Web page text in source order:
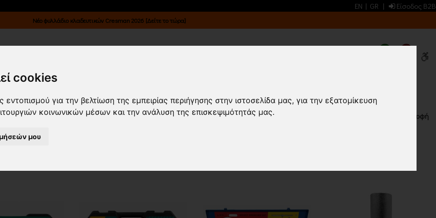
cookies
για την βελτίωση της εμπειρίας περιήγησης στην ιστοσελίδα μας, για την εξατομίκευση
κοινωνικών μέσων και την ανάλυση της επισκεψιμότητάς μας.
μου
EN | GR | Είσοδος B2B
Νέο φυλλάδιο κλαδευτικών Cresman 2026 [Δείτε το τώρα]
ΚΑΡΥΔΑΚΙΑ-ΚΑΣΕΤΙΝΕΣ-ΑΝΤΑΠΤΟΡΕΣ
(14) Επιστροφή